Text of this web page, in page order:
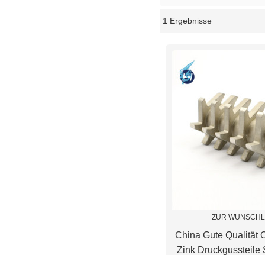
1 Ergebnisse
ZUR
China Gute Qualität
Zink Druckgussteile